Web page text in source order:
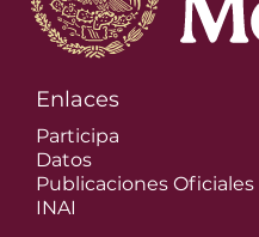
Enlaces
Participa
Datos
Publicaciones Oficiales
INAI